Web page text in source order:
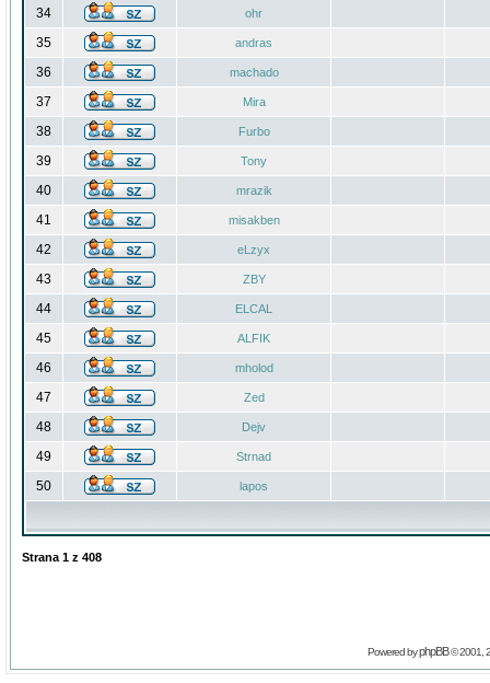
34 ohr
35 andras
36 machado
37 Mira
38 Furbo
39 Tony
40 mrazik
41 misakben
42 eLzyx
43 ZBY
44 ELCAL
45 ALFIK
46 mholod
47 Zed
48 Dejv
49 Strnad
50 lapos
Strana 1 z 408
Powered byphpBB© 2001,